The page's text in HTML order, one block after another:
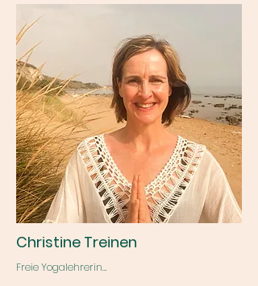
nach Trier und ist Mutter von drei (fast)
erwachsenen Kindern. Seit der Jugend
begeistert sich Anja für den Tanz. Zunächst für
Jazzdance und dann für das Ballett. "Meine
Classic Pilates Stunden beginnen mit einer
Aufwärmphase, in die ich gerne tänzerische
Elemente integriere.  Es folgen klassische
Pilatesübungen mit Hintergrundmusik zur
Kräftigung und Dehnung des ganzen Körpers.
Konzentriert kontrollierte
Bewegungsausführung zur Steigerung der
Selbstwahrnehmung und des Körpergefühls
sind mir wichtig. Pilates ist ein
Ganzkörpertraining, bei dem Atem und
Bewegung in Einklang gebracht werden. Zum
Schluss der Stunde liegt der Fokus dann auf
Dehnungen und Entspannung."
Christine Treinen
Freie Yogalehrerin